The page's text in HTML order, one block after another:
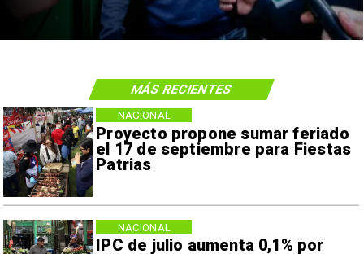
Proyecto propone sumar feriado
el 17 de septiembre para Fiestas
Patrias
NACIONAL
IPC de julio aumenta 0,1% por
NACIONAL
MÁS RECIENTES